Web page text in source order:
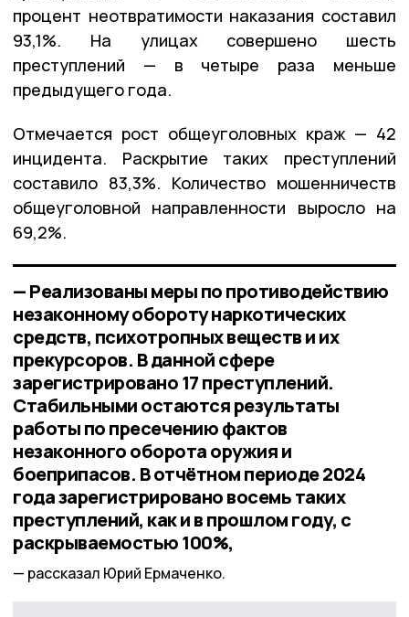
процент неотвратимости наказания составил
93,1%. На улицах совершено шесть
преступлений — в четыре раза меньше
предыдущего года.
Отмечается рост общеуголовных краж — 42
инцидента. Раскрытие таких преступлений
составило 83,3%. Количество мошенничеств
общеуголовной направленности выросло на
69,2%.
— Реализованы меры по противодействию
незаконному обороту наркотических
средств, психотропных веществ и их
прекурсоров. В данной сфере
зарегистрировано 17 преступлений.
Стабильными остаются результаты
работы по пресечению фактов
незаконного оборота оружия и
боеприпасов. В отчётном периоде 2024
года зарегистрировано восемь таких
преступлений, как и в прошлом году, с
раскрываемостью 100%,
рассказал Юрий Ермаченко.